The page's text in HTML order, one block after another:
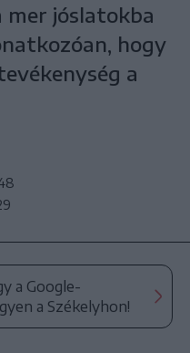
mer jóslatokba
hogy
a
a Google-
a Székelyhon!